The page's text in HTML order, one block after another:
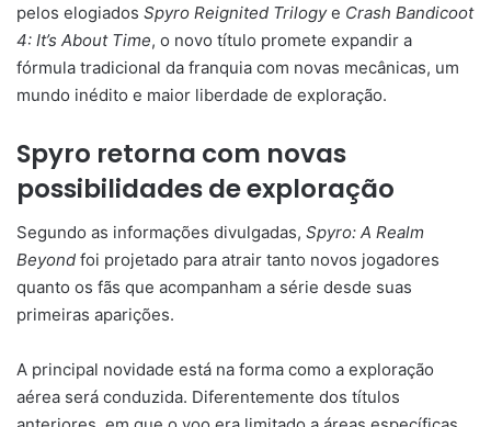
pelos elogiados Spyro Reignited Trilogye Crash Bandicoot
4: It’s About Time, o novo título promete expandir a
fórmula tradicional da franquia com novas mecânicas, um
mundo inédito e maior liberdade de exploração.
Spyro retorna com novas
possibilidades de exploração
Segundo as informações divulgadas, Spyro: A Realm
Beyond foi projetado para atrair tanto novos jogadores
quanto os fãs que acompanham a série desde suas
primeiras aparições.
A principal novidade está na forma como a exploração
aérea será conduzida. Diferentemente dos títulos